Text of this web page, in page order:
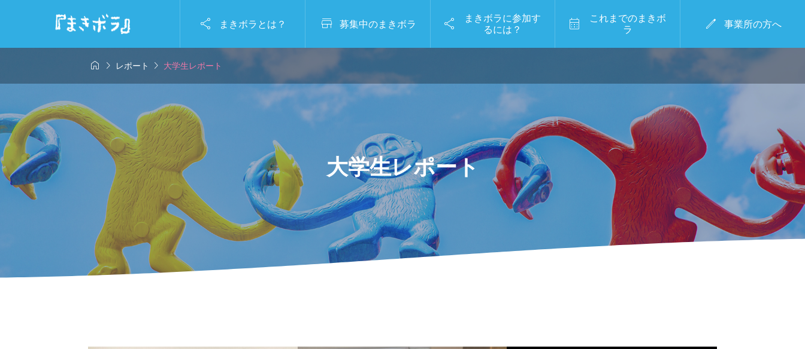
 まきボラとは？  募集中のまきボラ 
まきボラに参加す
るには？

これまでのまきボ
ラ
 事業所の方へ
月祝）8/5（水）8/6（木）
工務店】空家
めろ作戦！！
りごとを一緒
う！
7/20（月祝）8/5（水）8/6（木）8/7（金）
プ】ここでしか体験で
きない医療×介護×障が
い福祉の3日間！
護の楽しさを体験して
みよう！
う】かわまちエリアに
あるベンチ・テーブル
を塗ろう！
 
で』
【まきボラ2026春レポートVol.12】｜
『「駆除」から「活用」へ―食べる外
『”好き”や”挑戦”を大切に』
2026.04.21
 
  レポート  大学生レポート
大学生レポート